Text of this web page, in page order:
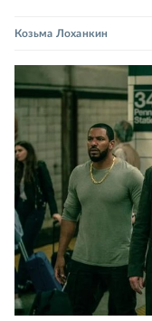
Козьма Лоханкин